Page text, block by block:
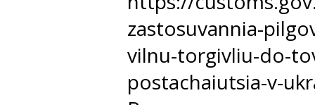
zastosuvannia-
vilnu-torgivliu-do-
postachaiutsia-v-